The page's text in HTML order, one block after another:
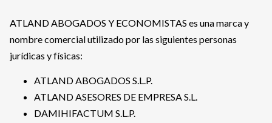
ATLAND ABOGADOS Y ECONOMISTAS es una marca y
nombre comercial utilizado por las siguientes personas
jurídicas y físicas:
ATLAND ABOGADOS S.L.P.
ATLAND ASESORES DE EMPRESA S.L.
DAMIHIFACTUM S.L.P.